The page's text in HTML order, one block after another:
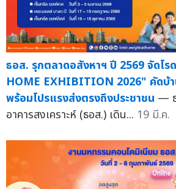
ธอส. รุกตลาดอสังหาฯ ปี 2569 จัดโร
HOME EXHIBITION 2026" คัดบ้
พร้อมโปรแรงส่งตรงถึงประชาชน —
อาคารสงเคราะห์ (ธอส.) เดิน... 19 มี.ค.